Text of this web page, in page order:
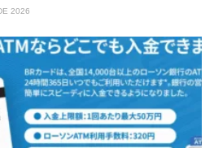
2026